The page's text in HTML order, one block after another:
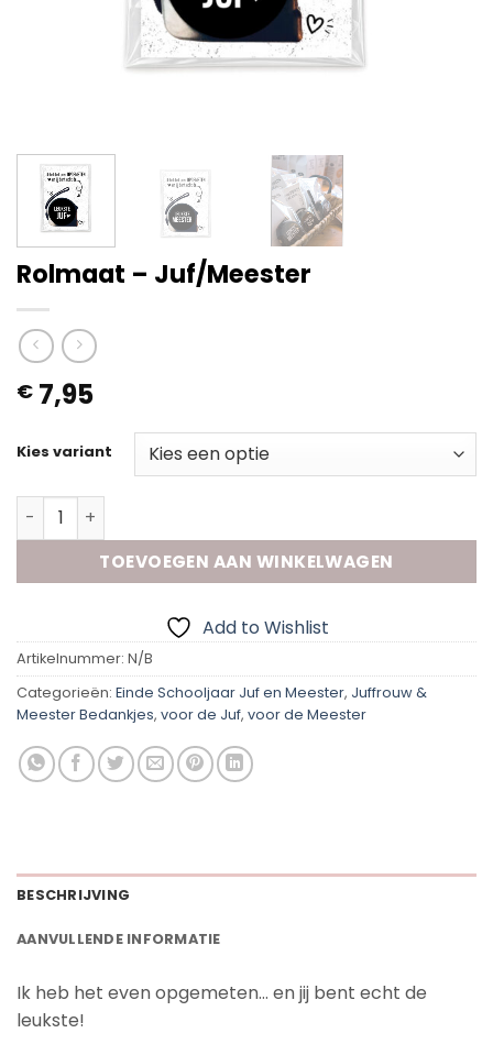
Rolmaat – Juf/Meester
€ 7,95
Kies variant
Rolmaat - Juf/Meester aantal
TOEVOEGEN AAN WINKELWAGEN
Add to Wishlist
Artikelnummer: N/B
Categorieën: Einde Schooljaar Juf en Meester, Juffrouw &
Meester Bedankjes, voor de Juf, voor de Meester
BESCHRIJVING
AANVULLENDE INFORMATIE
Ik heb het even opgemeten… en jij bent echt de
leukste!